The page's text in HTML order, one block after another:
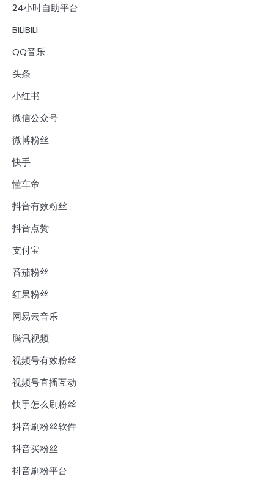
24小时自助平台
BILIBILI
QQ音乐
头条
小红书
微信公众号
微博粉丝
快手
懂车帝
抖音有效粉丝
抖音点赞
支付宝
番茄粉丝
红果粉丝
网易云音乐
腾讯视频
视频号有效粉丝
视频号直播互动
快手怎么刷粉丝
抖音刷粉丝软件
抖音买粉丝
抖音刷粉平台